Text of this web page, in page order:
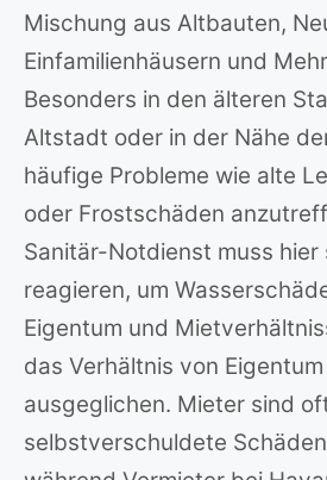
Mischung aus Altbauten,
Einfamilienhäusern und
Besonders in den älteren
Altstadt oder in der Nähe
häufige Probleme wie alte
oder Frostschäden
Sanitär-Notdienst muss hier
reagieren, um
Eigentum und
das Verhältnis von
ausgeglichen. Mieter sind
selbstverschuldete